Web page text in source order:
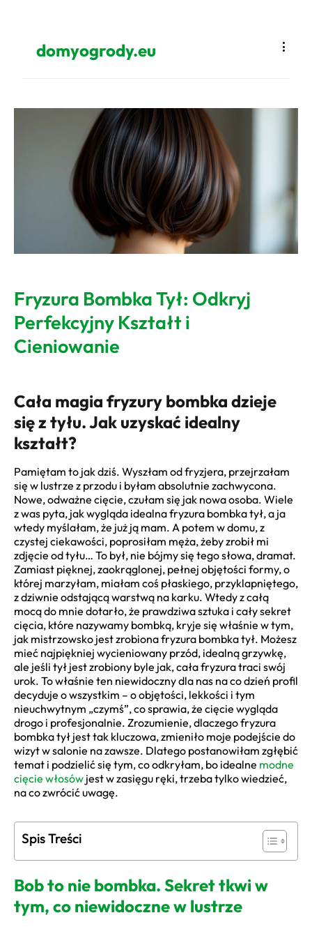
domyogrody.eu
Fryzura Bombka Tył: Odkryj
Perfekcyjny Kształt i
Cieniowanie
Cała magia fryzury bombka dzieje
się z tyłu. Jak uzyskać idealny
kształt?
Pamiętam to jak dziś. Wyszłam od fryzjera, przejrzałam
się w lustrze z przodu i byłam absolutnie zachwycona.
Nowe, odważne cięcie, czułam się jak nowa osoba. Wiele
z was pyta, jak wygląda idealna fryzura bombka tył, a ja
wtedy myślałam, że już ją mam. A potem w domu, z
czystej ciekawości, poprosiłam męża, żeby zrobił mi
zdjęcie od tyłu… To był, nie bójmy się tego słowa, dramat.
Zamiast pięknej, zaokrąglonej, pełnej objętości formy, o
której marzyłam, miałam coś płaskiego, przyklapniętego,
z dziwnie odstającą warstwą na karku. Wtedy z całą
mocą do mnie dotarło, że prawdziwa sztuka i cały sekret
cięcia, które nazywamy bombką, kryje się właśnie w tym,
jak mistrzowsko jest zrobiona fryzura bombka tył. Możesz
mieć najpiękniej wycieniowany przód, idealną grzywkę,
ale jeśli tył jest zrobiony byle jak, cała fryzura traci swój
urok. To właśnie ten niewidoczny dla nas na co dzień profil
decyduje o wszystkim – o objętości, lekkości i tym
nieuchwytnym „czymś”, co sprawia, że cięcie wygląda
drogo i profesjonalnie. Zrozumienie, dlaczego fryzura
bombka tył jest tak kluczowa, zmieniło moje podejście do
wizyt w salonie na zawsze. Dlatego postanowiłam zgłębić
temat i podzielić się tym, co odkryłam, bo idealne modne
cięcie włosów jest w zasięgu ręki, trzeba tylko wiedzieć,
na co zwrócić uwagę.
Spis Treści
Bob to nie bombka. Sekret tkwi w
tym, co niewidoczne w lustrze